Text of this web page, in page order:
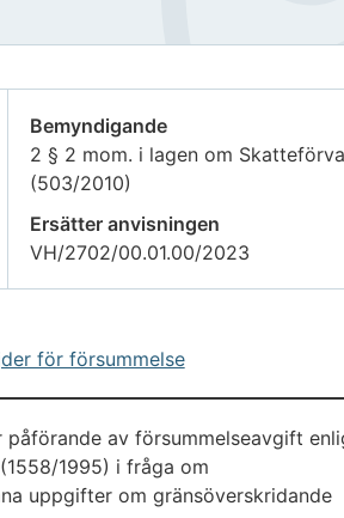
Bemyndigande
2 § 2 mom. i lagen om
(503/2010)
Ersätter anvisningen
VH/2702/00.01.00/2023
för försummelse
påförande av försummelseavgift
1995) i fråga om
uppgifter om gränsöverskridande